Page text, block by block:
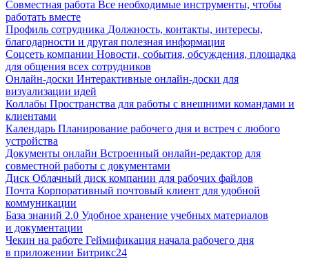
Совместная работа Все необходимые инструменты, чтобы
работать вместе
Профиль сотрудника Должность, контакты, интересы,
благодарности и другая полезная информация
Соцсеть компании Новости, события, обсуждения, площадка
для общения всех сотрудников
Онлайн-доски Интерактивные онлайн-доски для
визуализации идей
Коллабы Пространства для работы с внешними командами и
клиентами
Календарь Планирование рабочего дня и встреч с любого
устройства
Документы онлайн Встроенный онлайн-редактор для
совместной работы с документами
Диск Облачный диск компании для рабочих файлов
Почта Корпоративный почтовый клиент для удобной
коммуникации
База знаний 2.0 Удобное хранение учебных материалов
и документации
Чекин на работе Геймификация начала рабочего дня
в приложении Битрикс24